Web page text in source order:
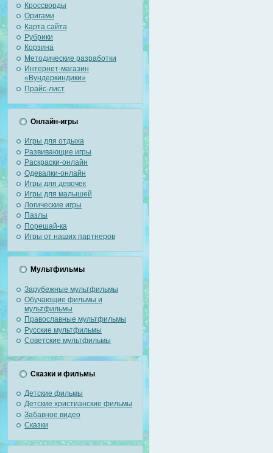
Кроссворды
Оригами
Карта сайта
Рубрики
Корзина
Методические разработки
Интернет-магазин
«Вундеркиндики»
Прайс-лист
Онлайн-игры
Игры для отдыха
Развивающие игры
Раскраски-онлайн
Одевалки-онлайн
Игры для девочек
Игры для малышей
Логические игры
Пазлы
Порешай-ка
Игры от наших партнеров
Мультфильмы
Зарубежные мультфильмы
Обучающие фильмы и
мультфильмы
Православные мультфильмы
Русские мультфильмы
Советские мультфильмы
Сказки и фильмы
Детские фильмы
Детские христианские фильмы
Забавное видео
Сказки